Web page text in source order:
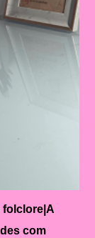
folclore|A
com